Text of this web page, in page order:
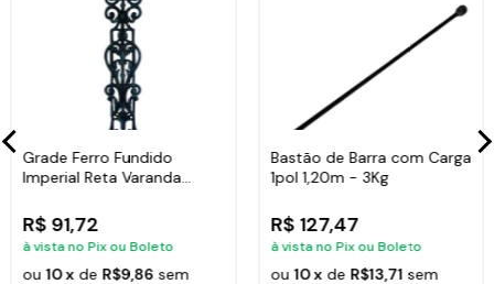
Grade Ferro Fundido
Imperial Reta Varanda
R$ 91,72
à vista no Pix ou Boleto
ou10 x de R$9,86 sem
Bastão de Barra com Carga
1pol 1,20m - 3Kg
R$ 127,47
à vista no Pix ou Boleto
ou 10 x de R$13,71 sem